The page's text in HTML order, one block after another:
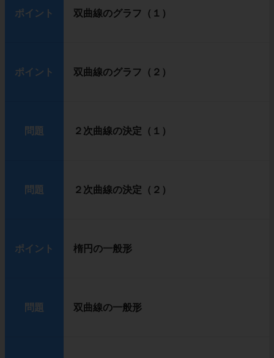
ポイント 双曲線のグラフ（１）
ポイント 双曲線のグラフ（２）
問題 ２次曲線の決定（１）
問題 ２次曲線の決定（２）
ポイント 楕円の一般形
問題 双曲線の一般形